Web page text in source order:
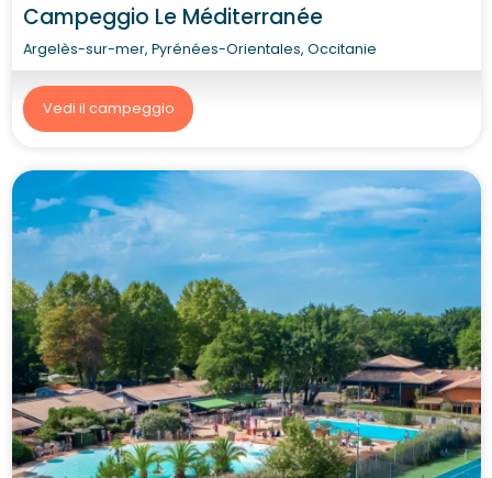
Campeggio Le Méditerranée
Argelès-sur-mer, Pyrénées-Orientales, Occitanie
Vedi il campeggio